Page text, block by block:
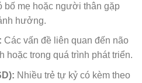
bố mẹ hoặc người thân gặp
hưởng.
Các vấn đề liên quan đến não
hoặc trong quá trình phát triển.
Nhiều trẻ tự kỷ có kèm theo